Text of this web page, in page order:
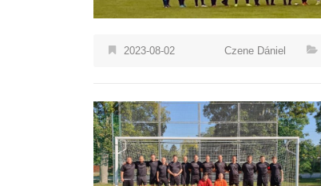
2023-08-02 Czene Dániel